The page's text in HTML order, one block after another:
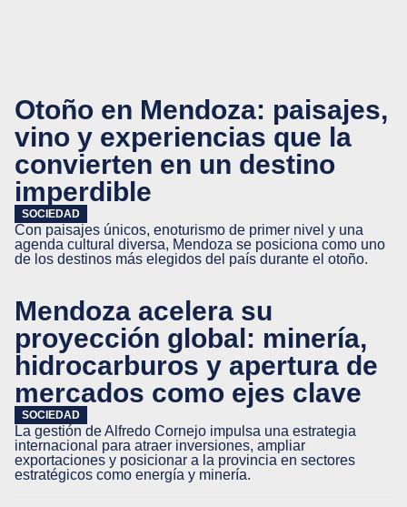
Otoño en Mendoza: paisajes,
vino y experiencias que la
convierten en un destino
imperdible
SOCIEDAD
Con paisajes únicos, enoturismo de primer nivel y una
agenda cultural diversa, Mendoza se posiciona como uno
de los destinos más elegidos del país durante el otoño.
Mendoza acelera su
proyección global: minería,
hidrocarburos y apertura de
mercados como ejes clave
SOCIEDAD
La gestión de Alfredo Cornejo impulsa una estrategia
internacional para atraer inversiones, ampliar
exportaciones y posicionar a la provincia en sectores
estratégicos como energía y minería.